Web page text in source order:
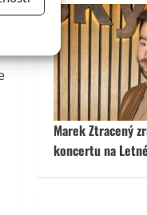
Marek Ztracený
koncertu na Letné